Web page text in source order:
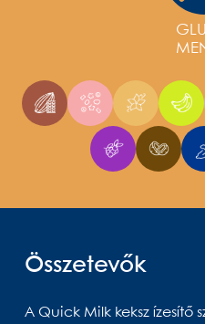
Összetevők
A Quick Milk keksz ízesítő